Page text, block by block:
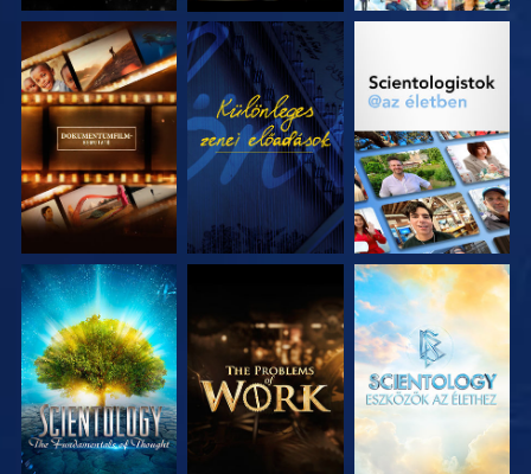
A SOROZAT
RÉSZEI
MŰSORNÉZÉS
A SOROZAT
A SOROZAT
RÉSZEI
A SOROZAT
RÉSZEI
A SOROZAT
RÉSZEI